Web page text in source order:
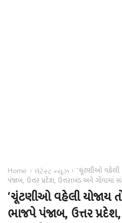
Home › લેટેસ્ટ ન્યૂઝ › ‘ચૂંટણીઓ વહેલી
પંજાબ, ઉત્તર પ્રદેશ, ઉત્તરાખંડ અને
‘ચૂંટણીઓ વહેલી યોજાય
ભાજપે પંજાબ, ઉત્તર